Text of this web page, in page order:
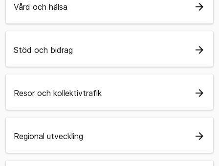
Vård och hälsa arrow_forward
Stöd och bidrag arrow_forward
Resor och kollektivtrafik arrow_forward
Regional utveckling arrow_forward